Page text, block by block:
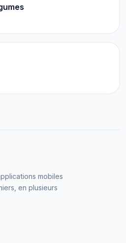
mobiles
en plusieurs